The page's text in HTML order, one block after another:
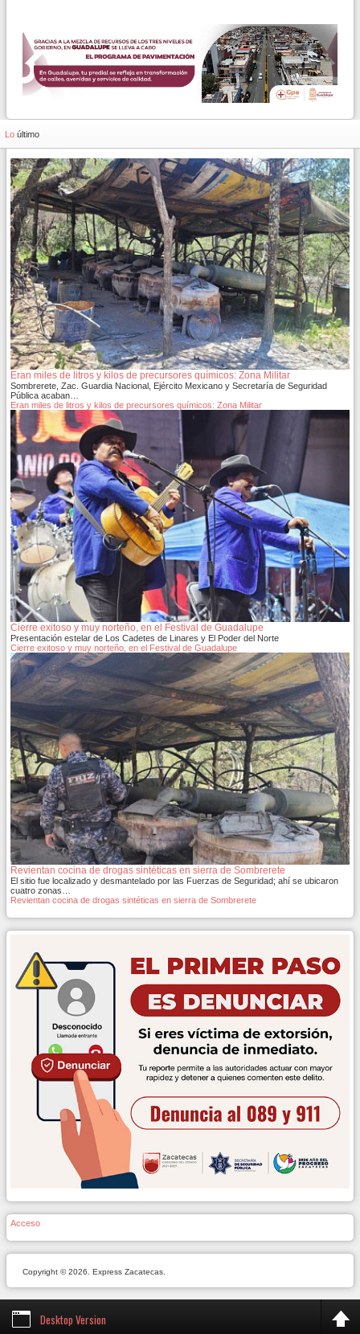
Lo último
Eran miles de litros y kilos de precursores químicos: Zona Militar
Sombrerete, Zac. Guardia Nacional, Ejército Mexicano y Secretaría de Seguridad
Pública acaban…
Eran miles de litros y kilos de precursores químicos: Zona Militar
Cierre exitoso y muy norteño, en el Festival de Guadalupe
Presentación estelar de Los Cadetes de Linares y El Poder del Norte
Cierre exitoso y muy norteño, en el Festival de Guadalupe
Revientan cocina de drogas sintéticas en sierra de Sombrerete
El sitio fue localizado y desmantelado por las Fuerzas de Seguridad; ahí se ubicaron
cuatro zonas…
Revientan cocina de drogas sintéticas en sierra de Sombrerete
Acceso
Copyright © 2026. Express Zacatecas.
Desktop Version